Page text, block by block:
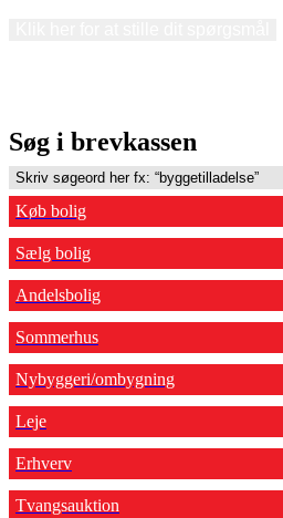
Søg i brevkassen
Køb bolig
Sælg bolig
Andelsbolig
Sommerhus
Nybyggeri/ombygning
Leje
Erhverv
Tvangsauktion